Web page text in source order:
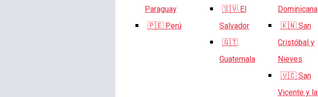
Paraguay
🇵🇪 Perú
🇸🇻 El
Salvador
🇬🇹
Guatemala
Dominicana
🇰🇳 San
Cristóbal y
Nieves
🇻🇨 San
Vicente y